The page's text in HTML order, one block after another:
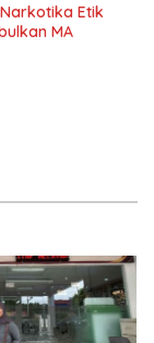
Etik
MA